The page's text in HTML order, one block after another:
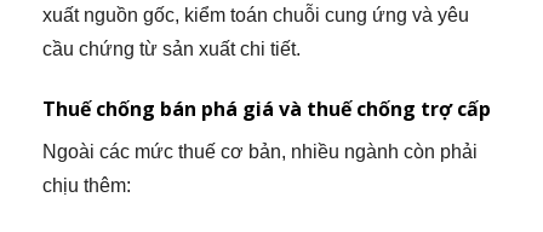
xuất nguồn gốc, kiểm toán chuỗi cung ứng và yêu
cầu chứng từ sản xuất chi tiết.
Thuế chống bán phá giá và thuế chống trợ cấp
Ngoài các mức thuế cơ bản, nhiều ngành còn phải
chịu thêm: